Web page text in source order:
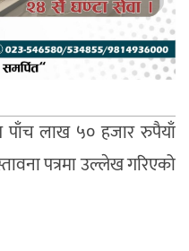
पाँच लाख ५० हजार रुपैयाँ
पत्रमा उल्लेख गरिएको